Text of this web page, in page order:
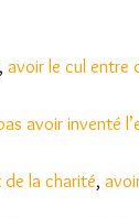
, avoir le cul entre
avoir inventé
de la charité,